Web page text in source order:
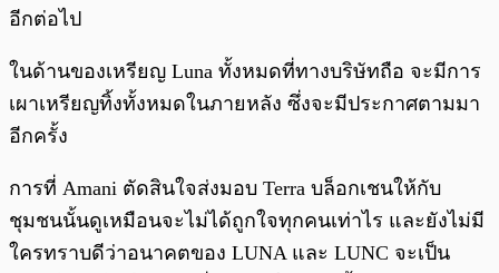
อีกต่อไป
ในด้านของเหรียญ Luna ทั้งหมดที่ทางบริษัทถือ จะมีการ
เผาเหรียญทิ้งทั้งหมดในภายหลัง ซึ่งจะมีประกาศตามมา
อีกครั้ง
การที่ Amani ตัดสินใจส่งมอบ Terra บล็อกเชนให้กับ
ชุมชนนั้นดูเหมือนจะไม่ได้ถูกใจทุกคนเท่าไร และยังไม่มี
ใครทราบดีว่าอนาคตของ LUNA และ LUNC จะเป็น